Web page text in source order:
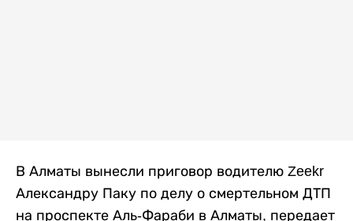
В Алматы вынесли приговор водителю Zeekr
Александру Паку по делу о смертельном ДТП
на проспекте Аль-Фараби в Алматы, передает